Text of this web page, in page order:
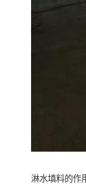
淋水填料的作